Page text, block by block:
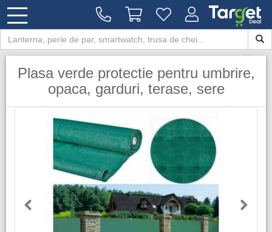
Plasa verde protectie pentru umbrire,
opaca, garduri, terase, sere